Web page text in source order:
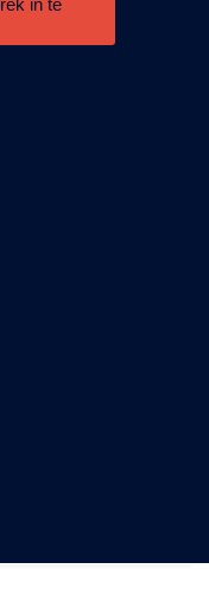
in te